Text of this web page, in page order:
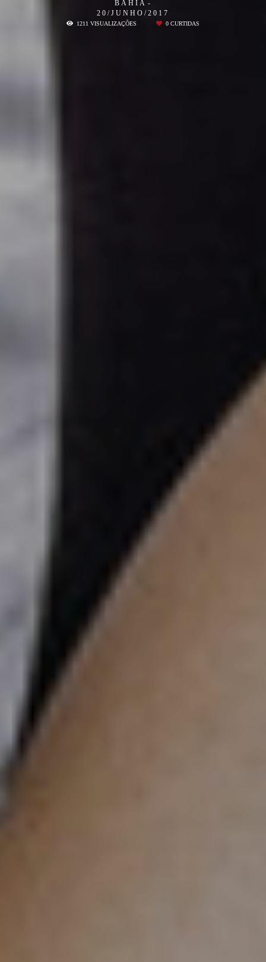
BAHIA
20/JUNHO/2017
1211 VISUALIZAÇÕES 0 CURTIDAS